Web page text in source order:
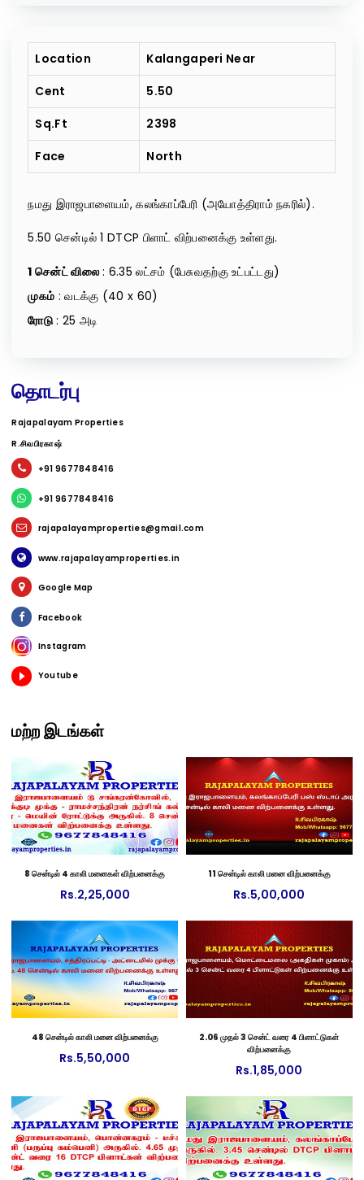
Location
Kalangaperi Near
Cent
5.50
Sq.ft
2398
Face
North
நமது இராஜபாளையம், கலங்காப்பேரி (அயோத்திராம் நகரில்).
5.50 சென்டில் 1 DTCP பிளாட் விற்பனைக்கு உள்ளது.
1 சென்ட் விலை: 6.35 லட்சம் (பேசுவதற்கு உட்பட்டது)
முகம் : வடக்கு (40 x 60)
ரோடு: 25 அடி
தொடர்பு
Rajapalayam Properties
R.சிவபிரகாஷ்
+91 9677848416
+91 9677848416
rajapalayamproperties@gmail.com
www.rajapalayamproperties.in
Google Map
Facebook
Instagram
Youtube
8 சென்டில் 4 காலி மனைகள் விற்பனைக்கு
Rs.2,25,000
11 சென்டில் காலி மனை விற்பனைக்கு
Rs.5,00,000
48 சென்டில் காலி மனை விற்பனைக்கு
Rs.5,50,000
2.06 முதல் 3 சென்ட் வரை 4 பிளாட்டுகள்
விற்பனைக்கு
Rs.1,85,000